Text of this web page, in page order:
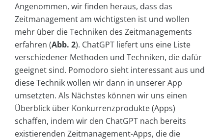
Angenommen, wir finden heraus, dass das
Zeitmanagement am wichtigsten ist und wollen
mehr über die Techniken des Zeitmanagements
erfahren (Abb. 2). ChatGPT liefert uns eine Liste
verschiedener Methoden und Techniken, die dafür
geeignet sind. Pomodoro sieht interessant aus und
diese Technik wollen wir dann in unserer App
umsetzten. Als Nächstes können wir uns einen
Überblick über Konkurrenzprodukte (Apps)
schaffen, indem wir den ChatGPT nach bereits
existierenden Zeitmanagement-Apps, die die